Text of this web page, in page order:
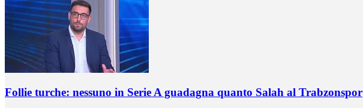
Follie turche: nessuno in Serie A guadagna quanto Salah al Trabzonspor